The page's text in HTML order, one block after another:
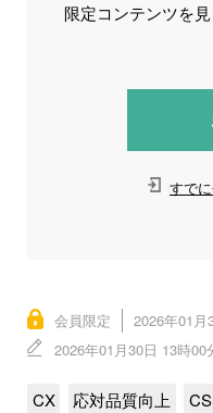
限定コンテンツを
すで
会員限定
2026年01月
2026年01月30日 13時00
CX 応対品質向上